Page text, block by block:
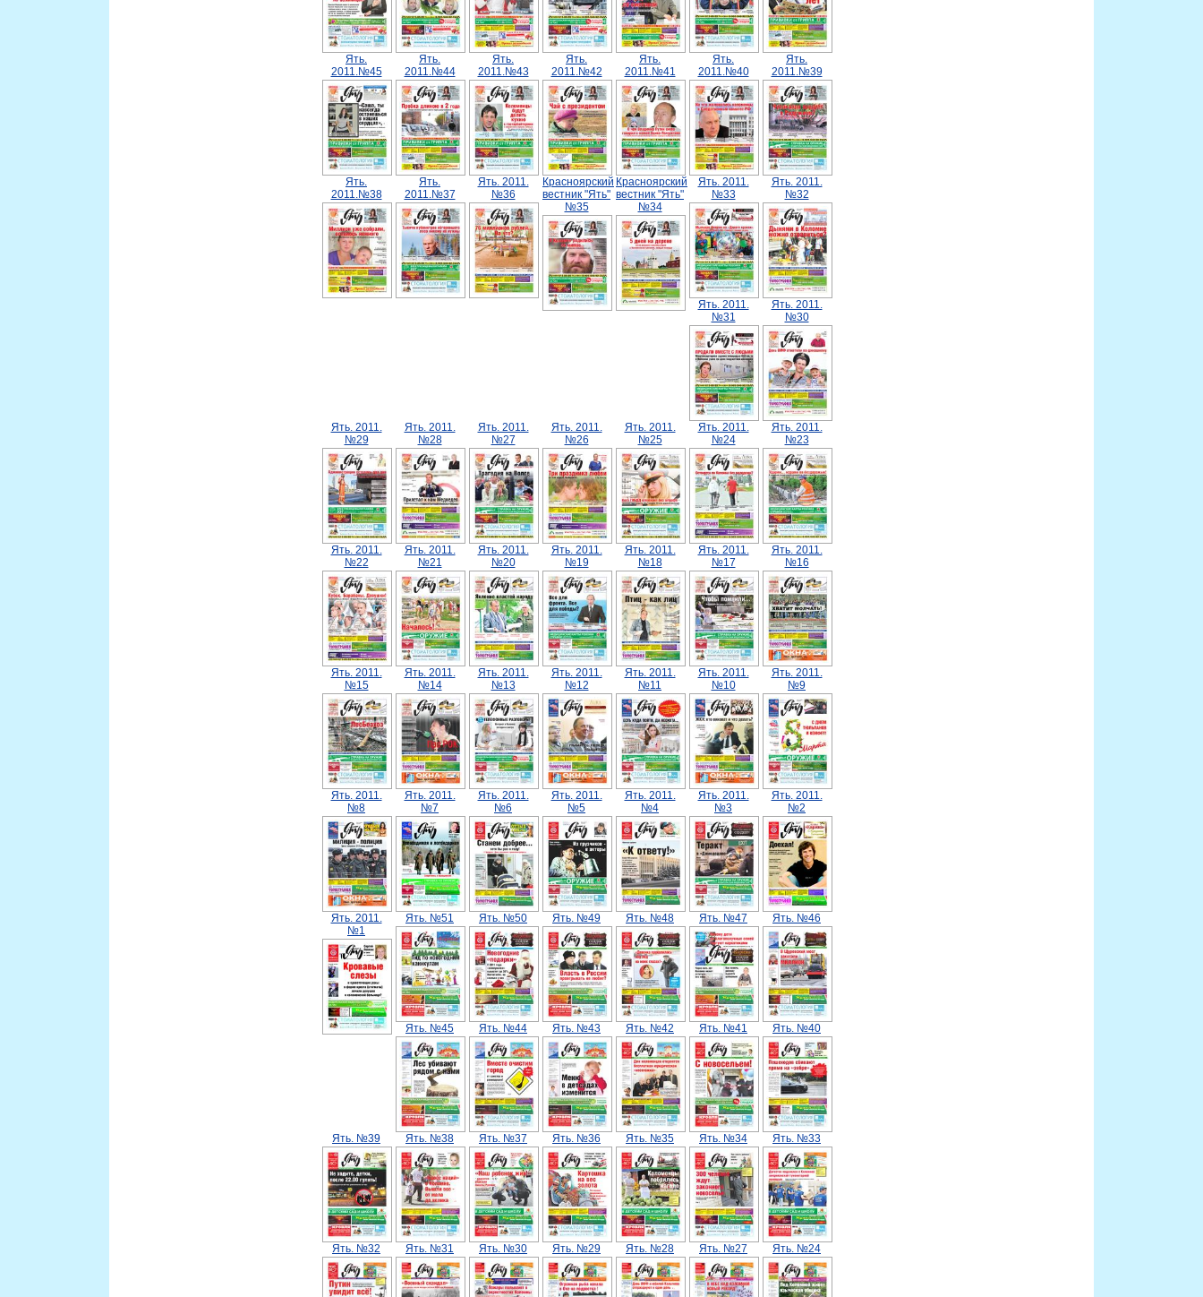
Ять.
2011.№45
Ять.
2011.№44
Ять.
2011.№43
Ять.
2011.№42
Ять.
2011.№41
Ять.
2011.№40
Ять.
2011.№39
Ять.
2011.№38
Ять.
2011.№37
Ять. 2011.
№36
Красноярский
вестник "Ять"
№35
Красноярский
вестник "Ять"
№34
Ять. 2011.
№33
Ять. 2011.
№32
Ять. 2011.
№31
Ять. 2011.
№30
Ять. 2011.
№29
Ять. 2011.
№28
Ять. 2011.
№27
Ять. 2011.
№26
Ять. 2011.
№25
Ять. 2011.
№24
Ять. 2011.
№23
Ять. 2011.
№22
Ять. 2011.
№21
Ять. 2011.
№20
Ять. 2011.
№19
Ять. 2011.
№18
Ять. 2011.
№17
Ять. 2011.
№16
Ять. 2011.
№15
Ять. 2011.
№14
Ять. 2011.
№13
Ять. 2011.
№12
Ять. 2011.
№11
Ять. 2011.
№10
Ять. 2011.
№9
Ять. 2011.
№8
Ять. 2011.
№7
Ять. 2011.
№6
Ять. 2011.
№5
Ять. 2011.
№4
Ять. 2011.
№3
Ять. 2011.
№2
Ять. 2011.
№1
Ять. №51 Ять. №50 Ять. №49 Ять. №48 Ять. №47 Ять. №46
Ять. №45 Ять. №44 Ять. №43 Ять. №42 Ять. №41 Ять. №40
Ять. №39 Ять. №38 Ять. №37 Ять. №36 Ять. №35 Ять. №34 Ять. №33
Ять. №32 Ять. №31 Ять. №30 Ять. №29 Ять. №28 Ять. №27 Ять. №24